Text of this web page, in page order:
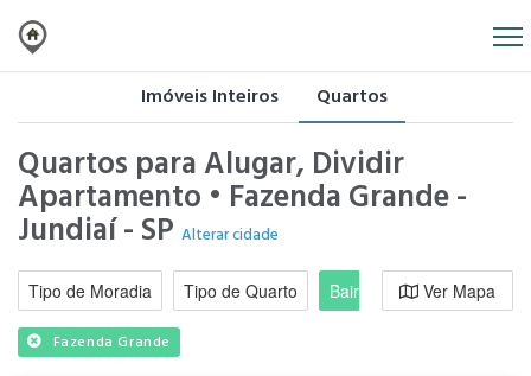
Imóveis Inteiros Quartos
Quartos para Alugar, Dividir
Apartamento • Fazenda Grande -
Jundiaí - SP Alterar cidade
Tipo de Moradia Tipo de Quarto Bairro / RegiãoVer Mapa
Fazenda Grande